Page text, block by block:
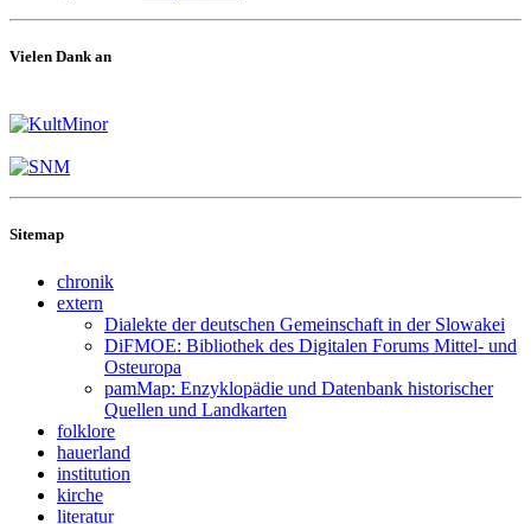
Vielen Dank an
Sitemap
chronik
extern
Dialekte der deutschen Gemeinschaft in der Slowakei
DiFMOE: Bibliothek des Digitalen Forums Mittel- und
Osteuropa
pamMap: Enzyklopädie und Datenbank historischer
Quellen und Landkarten
folklore
hauerland
institution
kirche
literatur